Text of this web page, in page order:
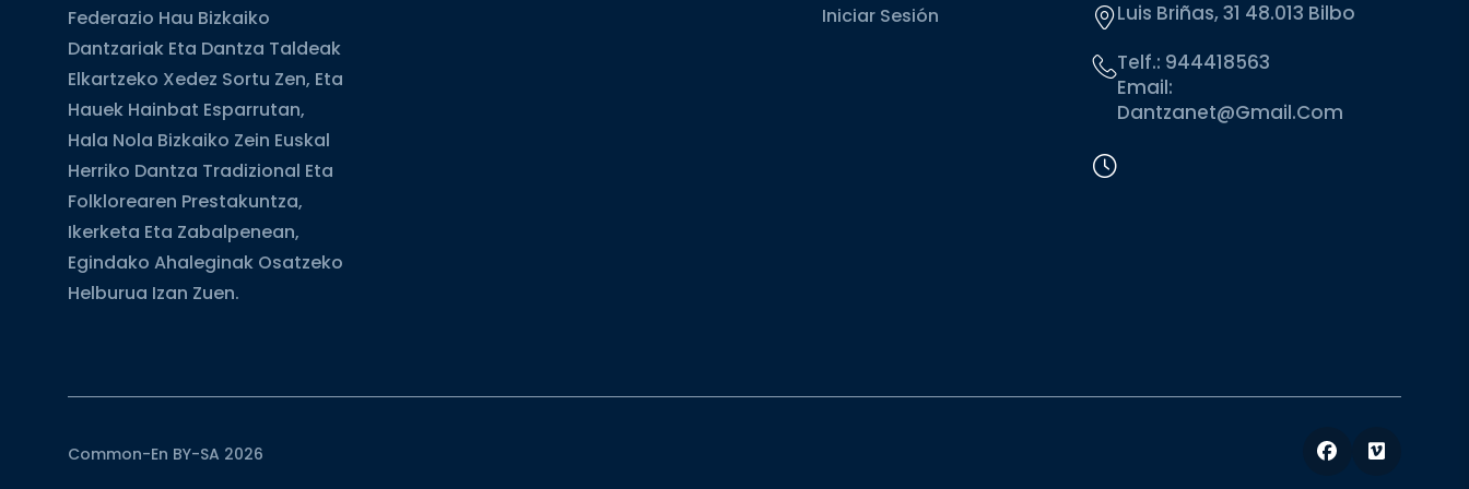
Federazio Hau Bizkaiko
Dantzariak Eta Dantza Taldeak
Elkartzeko Xedez Sortu Zen, Eta
Hauek Hainbat Esparrutan,
Hala Nola Bizkaiko Zein Euskal
Herriko Dantza Tradizional Eta
Folklorearen Prestakuntza,
Ikerketa Eta Zabalpenean,
Egindako Ahaleginak Osatzeko
Helburua Izan Zuen.
Iniciar Sesión
Luis Briñas, 31 48.013 Bilbo
Telf.: 944418563
Email:
Dantzanet@gmail.com
Common-En BY-SA 2026 Facebook
Vimeo